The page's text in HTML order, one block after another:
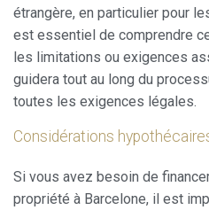
étrangère, en particulier pour
est essentiel de comprendre
les limitations ou exigences
guidera tout au long du
toutes les exigences légales.
Considérations
Si vous avez besoin de
propriété à Barcelone, il est